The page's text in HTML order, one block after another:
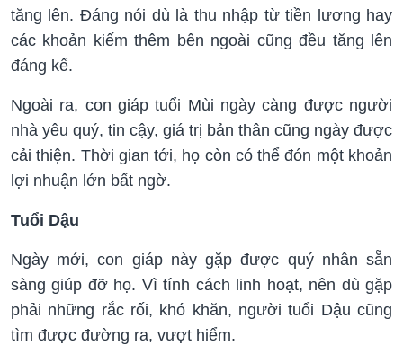
tăng lên. Đáng nói dù là thu nhập từ tiền lương hay
các khoản kiếm thêm bên ngoài cũng đều tăng lên
đáng kể.
Ngoài ra, con giáp tuổi Mùi ngày càng được người
nhà yêu quý, tin cậy, giá trị bản thân cũng ngày được
cải thiện. Thời gian tới, họ còn có thể đón một khoản
lợi nhuận lớn bất ngờ.
Tuổi Dậu
Ngày mới, con giáp này gặp được quý nhân sẵn
sàng giúp đỡ họ. Vì tính cách linh hoạt, nên dù gặp
phải những rắc rối, khó khăn, người tuổi Dậu cũng
tìm được đường ra, vượt hiểm.